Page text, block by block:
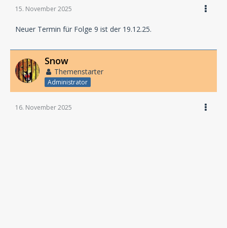
15. November 2025
Neuer Termin für Folge 9 ist der 19.12.25.
Snow
Themenstarter
Administrator
16. November 2025